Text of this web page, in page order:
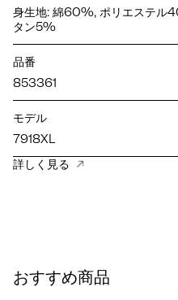
身生地: 綿60%, ポリエステル
タン5%
品番
853361
モデル
7918XL
詳しく見る
おすすめ商品